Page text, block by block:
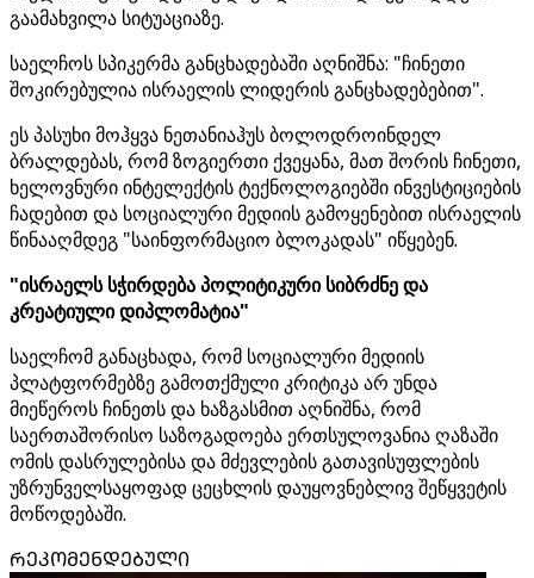
გაამახვილა სიტუაციაზე.
საელჩოს სპიკერმა განცხადებაში აღნიშნა: "ჩინეთი
შოკირებულია ისრაელის ლიდერის განცხადებებით".
ეს პასუხი მოჰყვა ნეთანიაჰუს ბოლოდროინდელ
ბრალდებას, რომ ზოგიერთი ქვეყანა, მათ შორის ჩინეთი,
ხელოვნური ინტელექტის ტექნოლოგიებში ინვესტიციების
ჩადებით და სოციალური მედიის გამოყენებით ისრაელის
წინააღმდეგ "საინფორმაციო ბლოკადას" იწყებენ.
"ისრაელს სჭირდება პოლიტიკური სიბრძნე და
კრეატიული დიპლომატია"
საელჩომ განაცხადა, რომ სოციალური მედიის
პლატფორმებზე გამოთქმული კრიტიკა არ უნდა
მიეწეროს ჩინეთს და ხაზგასმით აღნიშნა, რომ
საერთაშორისო საზოგადოება ერთსულოვანია ღაზაში
ომის დასრულებისა და მძევლების გათავისუფლების
უზრუნველსაყოფად ცეცხლის დაუყოვნებლივ შეწყვეტის
მოწოდებაში.
ᲠᲔᲙᲝᲛᲔᲜᲓᲔᲑᲣᲚᲘ